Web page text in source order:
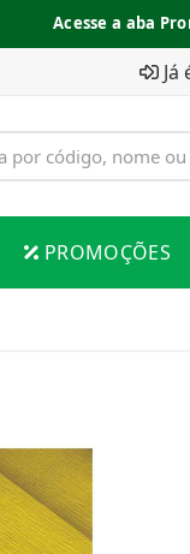
Acesse a aba
Já
PROMOÇÕES